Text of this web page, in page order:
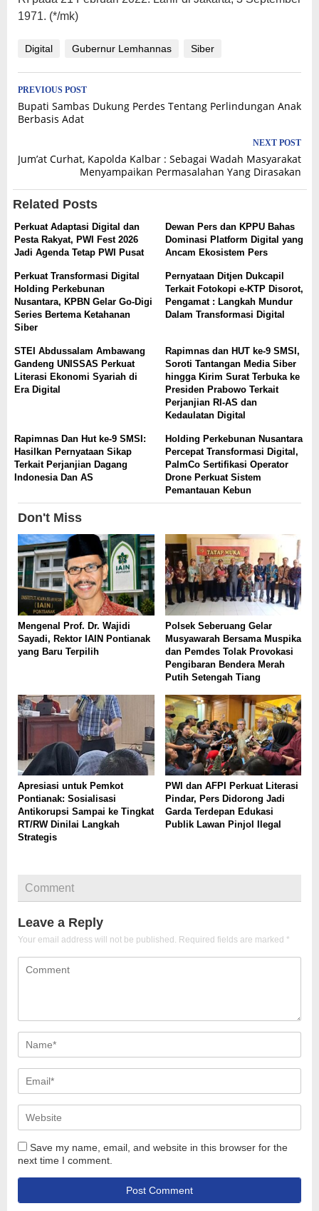
1971. (*/mk)
Digital Gubernur Lemhannas Siber
Post
navigation
PREVIOUS POST
Bupati Sambas Dukung Perdes Tentang Perlindungan Anak
Berbasis Adat
NEXT POST
Jum’at Curhat, Kapolda Kalbar : Sebagai Wadah Masyarakat
Menyampaikan Permasalahan Yang Dirasakan
Related Posts
Perkuat Adaptasi Digital dan
Pesta Rakyat, PWI Fest 2026
Jadi Agenda Tetap PWI Pusat
Dewan Pers dan KPPU Bahas
Dominasi Platform Digital yang
Ancam Ekosistem Pers
Perkuat Transformasi Digital
Holding Perkebunan
Nusantara, KPBN Gelar Go-Digi
Series Bertema Ketahanan
Siber
Pernyataan Ditjen Dukcapil
Terkait Fotokopi e-KTP Disorot,
Pengamat : Langkah Mundur
Dalam Transformasi Digital
STEI Abdussalam Ambawang
Gandeng UNISSAS Perkuat
Literasi Ekonomi Syariah di
Era Digital
Rapimnas dan HUT ke-9 SMSI,
Soroti Tantangan Media Siber
hingga Kirim Surat Terbuka ke
Presiden Prabowo Terkait
Perjanjian RI-AS dan
Kedaulatan Digital
Rapimnas Dan Hut ke-9 SMSI:
Hasilkan Pernyataan Sikap
Terkait Perjanjian Dagang
Indonesia Dan AS
Holding Perkebunan Nusantara
Percepat Transformasi Digital,
PalmCo Sertifikasi Operator
Drone Perkuat Sistem
Pemantauan Kebun
Don't Miss
Mengenal Prof. Dr. Wajidi
Sayadi, Rektor IAIN Pontianak
yang Baru Terpilih
Polsek Seberuang Gelar
Musyawarah Bersama Muspika
dan Pemdes Tolak Provokasi
Pengibaran Bendera Merah
Putih Setengah Tiang
Apresiasi untuk Pemkot
Pontianak: Sosialisasi
Antikorupsi Sampai ke Tingkat
RT/RW Dinilai Langkah
Strategis
PWI dan AFPI Perkuat Literasi
Pindar, Pers Didorong Jadi
Garda Terdepan Edukasi
Publik Lawan Pinjol Ilegal
Comment
Leave a Reply
Your email address will not be published. Required fields are marked *
Save my name, email, and website in this browser for the
next time I comment.